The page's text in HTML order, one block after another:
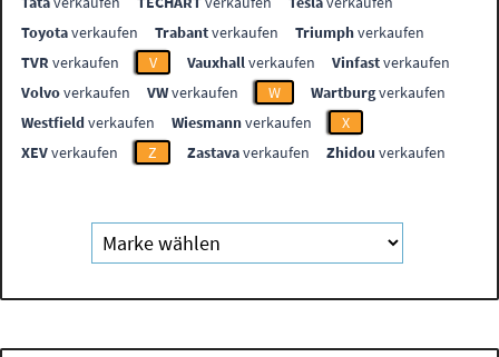
Toyotaverkaufen Trabantverkaufen Triumphverkaufen
TVR verkaufen V Vauxhallverkaufen Vinfastverkaufen
Volvoverkaufen VWverkaufen W Wartburgverkaufen
Westfieldverkaufen Wiesmannverkaufen
X
XEVverkaufen Z Zastavaverkaufen Zhidou verkaufen